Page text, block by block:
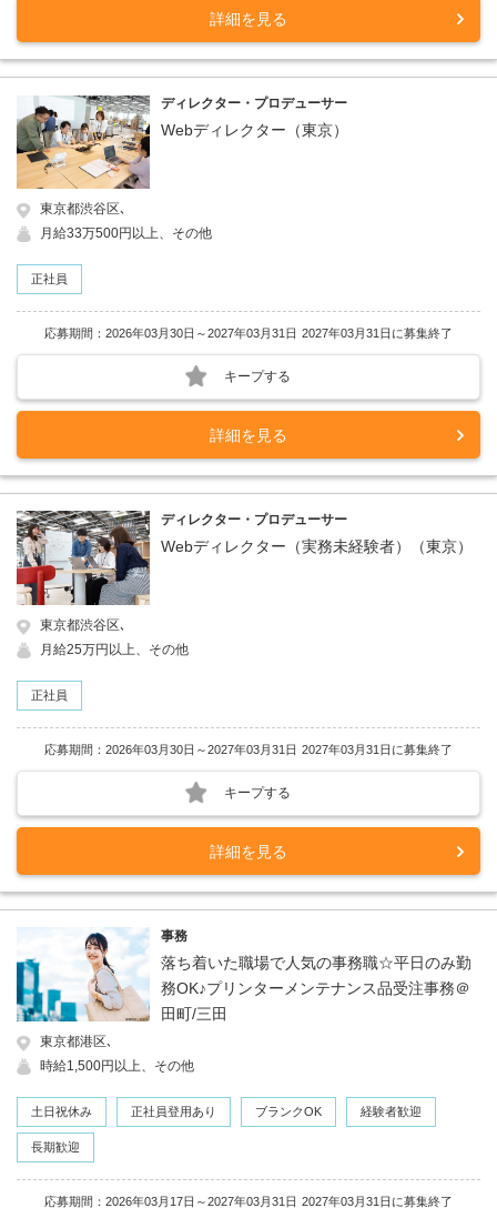
詳細を見る
ディレクター・プロデューサー
Webディレクター（東京）
東京都渋谷区､
月給33万500円以上、その他
正社員
応募期間：2026年03月30日～2027年03月31日 2027年03月31日に募集終了
キープする
詳細を見る
ディレクター・プロデューサー
Webディレクター（実務未経験者）（東京）
東京都渋谷区､
月給25万円以上、その他
正社員
応募期間：2026年03月30日～2027年03月31日 2027年03月31日に募集終了
キープする
詳細を見る
事務
落ち着いた職場で人気の事務職☆平日のみ勤
務OK♪プリンターメンテナンス品受注事務＠
⽥町/三田
東京都港区､
時給1,500円以上、その他
土日祝休み 正社員登用あり ブランクOK 経験者歓迎
長期歓迎
応募期間：2026年03月17日～2027年03月31日 2027年03月31日に募集終了